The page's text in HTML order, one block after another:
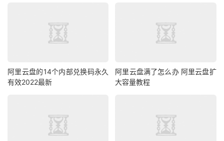
阿里云盘的14个内部兑换码永久
有效2022最新
阿里云盘满了怎么办 阿里云盘扩
大容量教程